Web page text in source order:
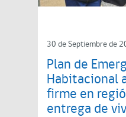
30 de Septiembre de
Plan de
Habitacional
firme en
entrega de